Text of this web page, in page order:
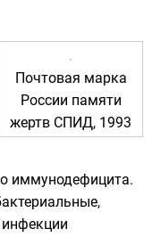
Почтовая марка
России памяти
жертв СПИД, 1993
иммунодефицита.
,
инфекции